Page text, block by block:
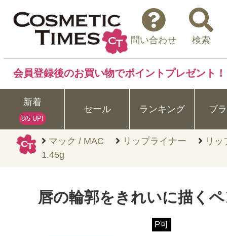
マック / MAC リップライナー
リ
1.45g
問い合わせ 検索
会員登録後のお買い物でポイントプレゼント！
新着
8/5 UP!
セール ランキング ブ
唇の輪郭をきれいに描く
P可